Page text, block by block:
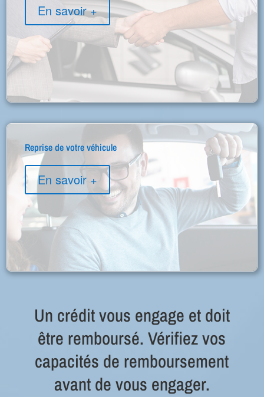
En savoir +
Reprise de votre véhicule
En savoir +
Un crédit vous engage et doit
être remboursé. Vérifiez vos
capacités de remboursement
avant de vous engager.